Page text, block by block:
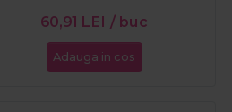
60,91 LEI / buc
Adauga in cos